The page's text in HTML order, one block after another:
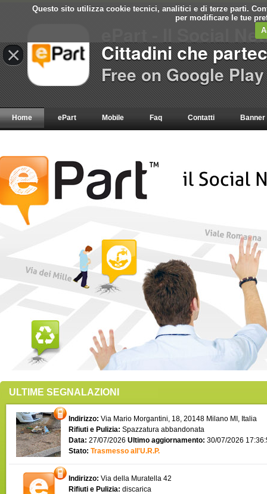
Questo sito utilizza cookie tecnici, analitici e di terze parti.
per modificare le tue
Home ePart Mobile Faq Contatti Banner
ULTIME SEGNALAZIONI
Indirizzo: Via Mario Morgantini, 18, 20148 Milano MI, Italia
Rifiuti e Pulizia: Spazzatura abbandonata
Data: 27/07/2026 Ultimo aggiornamento: 30/07/2026
Stato: Trasmesso all'U.R.P.
Indirizzo: Via della Muratella 42
Rifiuti e Pulizia: discarica
×
ePart - Il Social
Cittadini che
Free on Google Play